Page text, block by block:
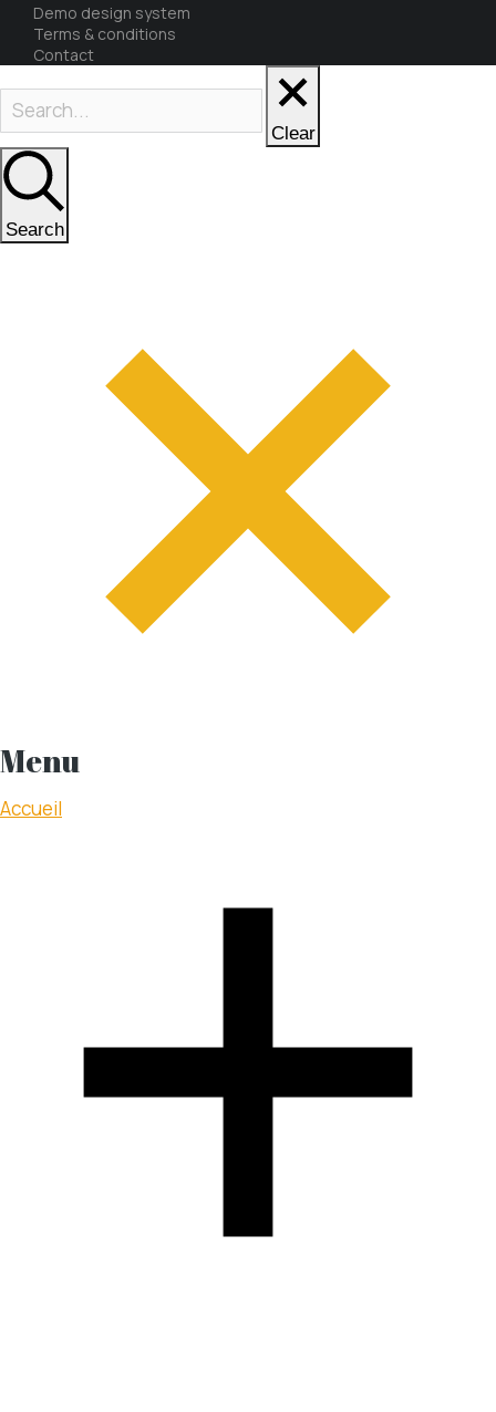
Demo design system
Terms & conditions
Contact
Clear
Search
Menu
Accueil